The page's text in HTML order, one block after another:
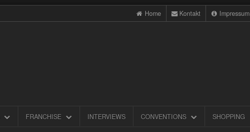
Home Kontakt Impressum
FRANCHISE INTERVIEWS CONVENTIONS SHOPPING